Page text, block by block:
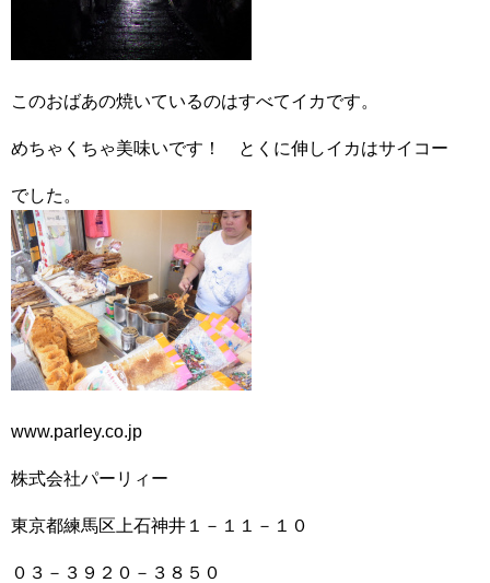
このおばあの焼いているのはすべてイカです。
めちゃくちゃ美味いです！ とくに伸しイカはサイコー
でした。
www.parley.co.jp
株式会社パーリィー
東京都練馬区上石神井１－１１－１０
０３－３９２０－３８５０